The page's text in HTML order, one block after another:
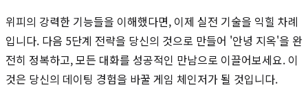
위피의 강력한 기능들을 이해했다면, 이제 실전 기술을 익힐 차례
입니다. 다음 5단계 전략을 당신의 것으로 만들어 '안녕 지옥'을 완
전히 정복하고, 모든 대화를 성공적인 만남으로 이끌어보세요. 이
것은 당신의 데이팅 경험을 바꿀 게임 체인저가 될 것입니다.